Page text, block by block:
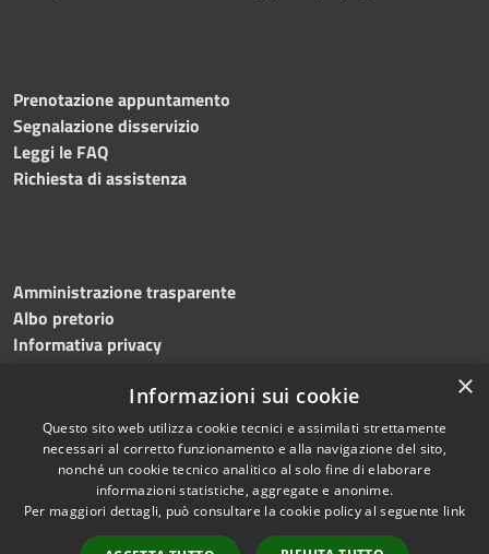
Prenotazione appuntamento
Segnalazione disservizio
Leggi le FAQ
Richiesta di assistenza
Amministrazione trasparente
Albo pretorio
Informativa privacy
Dichiarazione di accessibilità Meccanismo di feedback
RSS
Accessibilità
Copyright © 2026 • Comune di
Bitonto • Powered by
×
Informazioni sui cookie
Questo sito web utilizza cookie tecnici e assimilati strettamente
necessari al corretto funzionamento e alla navigazione del sito,
nonché un cookie tecnico analitico al solo fine di elaborare
informazioni statistiche, aggregate e anonime.
Per maggiori dettagli, può consultare la cookie policy al seguente link